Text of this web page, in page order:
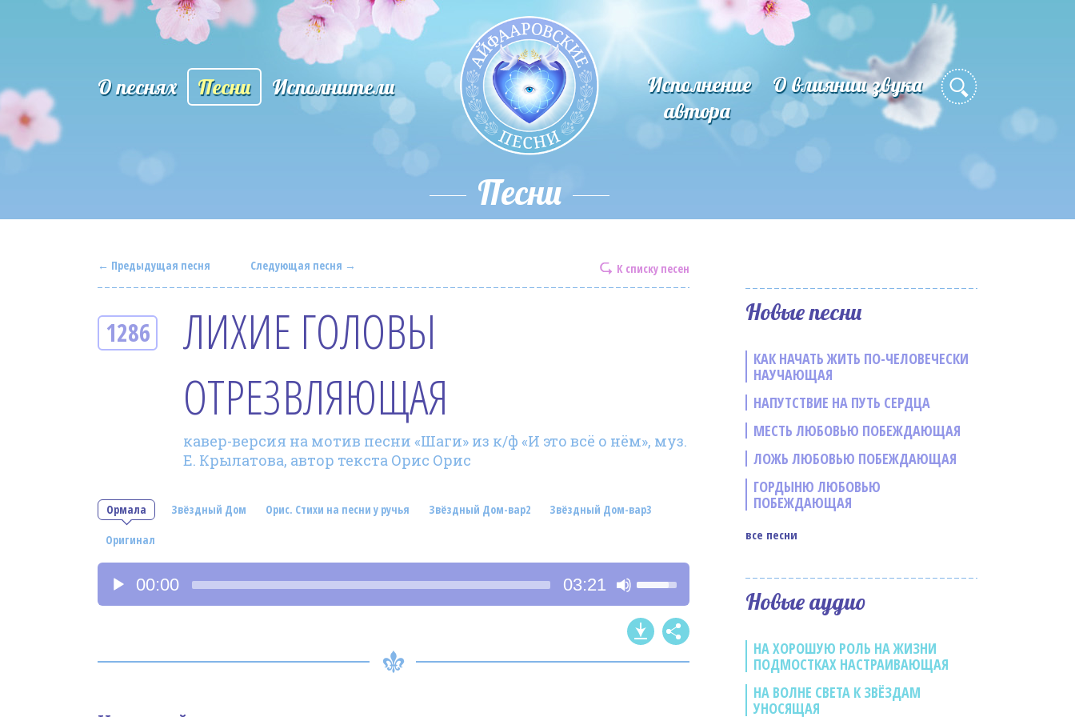
О песнях Песни Исполнители
Исполнение
автора
О влиянии звука
Песни
← Предыдущая песня К списку песен
Следующая песня →
1286
ЛИХИЕ ГОЛОВЫ
ОТРЕЗВЛЯЮЩАЯ
кавер-версия на мотив песни «Шаги» из к/ф «И это всё о нём», муз.
Е. Крылатова, автор текста Орис Орис
Ормала Звёздный Дом Орис. Стихи на песни у ручья Звёздный Дом-вар2
Звёздный Дом-вар3
Оригинал
Аудиоплеер
00:00 03:21
Используйте
клавиши
со
стрелками
Новые песни
КАК НАЧАТЬ ЖИТЬ ПО-ЧЕЛОВЕЧЕСКИ
НАУЧАЮЩАЯ
НАПУТСТВИЕ НА ПУТЬ СЕРДЦА
МЕСТЬ ЛЮБОВЬЮ ПОБЕЖДАЮЩАЯ
ЛОЖЬ ЛЮБОВЬЮ ПОБЕЖДАЮЩАЯ
ГОРДЫНЮ ЛЮБОВЬЮ
ПОБЕЖДАЮЩАЯ
все песни
Новые аудио
НА ХОРОШУЮ РОЛЬ НА ЖИЗНИ
ПОДМОСТКАХ НАСТРАИВАЮЩАЯ
НА ВОЛНЕ СВЕТА К ЗВЁЗДАМ
УНОСЯЩАЯ